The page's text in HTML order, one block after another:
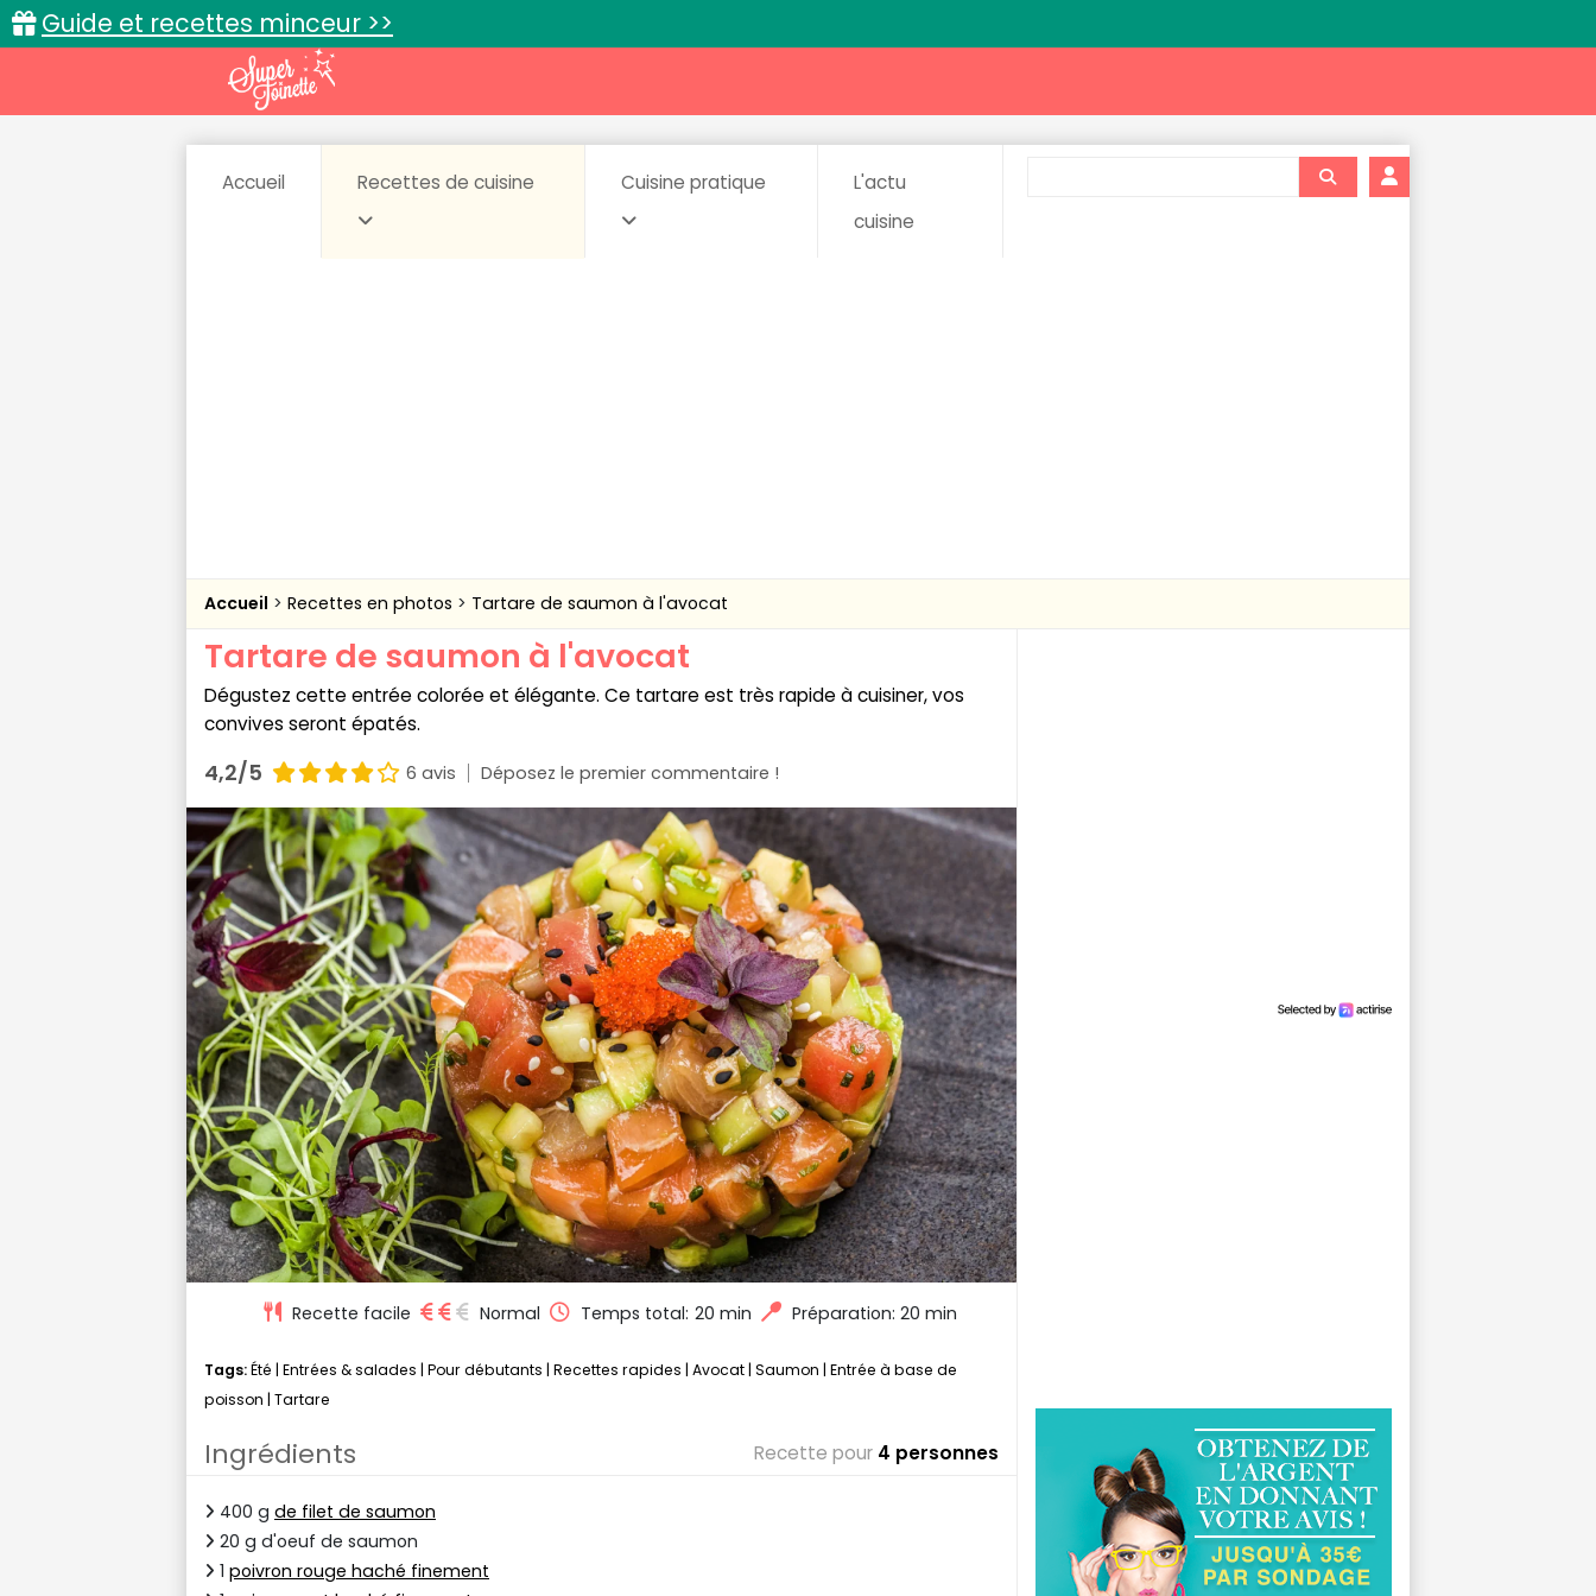
Guide et recettes minceur >>
Accueil Recettes de cuisine Cuisine pratique
L'actu
cuisine
Accueil Recettes en photos Tartare de saumon à l'avocat
Tartare de saumon à l'avocat
Dégustez cette entrée colorée et élégante. Ce tartare est très rapide à cuisiner, vos
convives seront épatés.
4,2/5 6 avis Déposez le premier commentaire !
Recette facile Normal Temps total: 20 min Préparation: 20 min
Tags:Été | Entrées & salades | Pour débutants | Recettes rapides | Avocat | Saumon | Entrée à base de
poisson | Tartare
Ingrédients Recette pour 4 personnes
400 g de filet de saumon
20 g d'oeuf de saumon
1 poivron rouge haché finement